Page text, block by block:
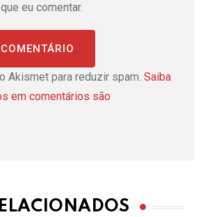
eu comentar.
Akismet para reduzir spam. Saiba
em comentários são